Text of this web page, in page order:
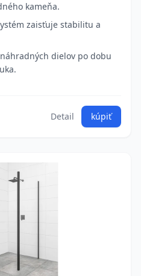
kameňa.
zaisťuje stabilitu a
dielov po dobu
Detail kúpiť